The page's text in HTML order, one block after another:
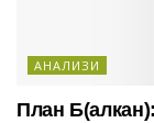
АНАЛИЗИ
План